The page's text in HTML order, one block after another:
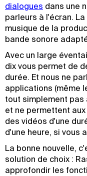
dialogues dans une
parleurs à l'écran.
musique de la
bande sonore
Avec un large
dix vous permet de
durée. Et nous ne
applications (même
tout simplement pas
et ne permettent
des vidéos d'une
d'une heure, si vous
La bonne nouvelle,
solution de choix :
approfondir les